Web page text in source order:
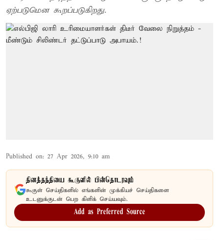
ஏற்படுமென கூறப்படுகிறது.
Published on: 27 Apr 2026, 9:10 am
தினத்தந்தியை கூகுளில் பின்தொடரவும்
கூகுள் செய்திகளில் எங்களின் முக்கியச் செய்திகளை
உடனுக்குடன் பெற கிளிக் செய்யவும்.
Add as Preferred Source